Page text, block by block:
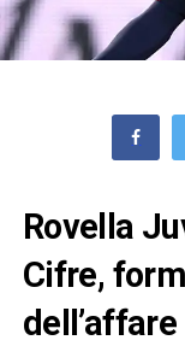
Rovella
Cifre,